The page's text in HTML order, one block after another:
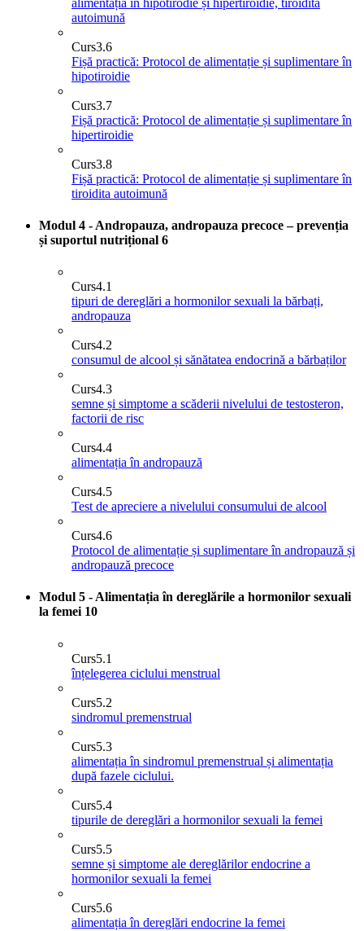
autoimună
Curs3.6
Fișă practică: Protocol de alimentație și suplimentare în
hipotiroidie
Curs3.7
Fișă practică: Protocol de alimentație și suplimentare în
hipertiroidie
Curs3.8
Fișă practică: Protocol de alimentație și suplimentare în
tiroidita autoimună
Modul 4 - Andropauza, andropauza precoce – prevenția
și suportul nutrițional 6
Curs4.1
tipuri de dereglări a hormonilor sexuali la bărbați,
andropauza
Curs4.2
consumul de alcool și sănătatea endocrină a bărbaților
Curs4.3
semne și simptome a scăderii nivelului de testosteron,
factorii de risc
Curs4.4
alimentația în andropauză
Curs4.5
Test de apreciere a nivelului consumului de alcool
Curs4.6
Protocol de alimentație și suplimentare în andropauză și
andropauză precoce
Modul 5 - Alimentația în dereglările a hormonilor sexuali
la femei 10
Curs5.1
înțelegerea ciclului menstrual
Curs5.2
sindromul premenstrual
Curs5.3
alimentația în sindromul premenstrual și alimentația
după fazele ciclului.
Curs5.4
tipurile de dereglări a hormonilor sexuali la femei
Curs5.5
semne și simptome ale dereglărilor endocrine a
hormonilor sexuali la femei
Curs5.6
alimentația în dereglări endocrine la femei